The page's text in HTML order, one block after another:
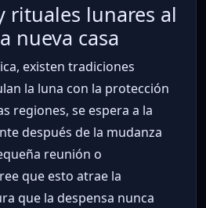
rituales lunares al
nueva casa
existen tradiciones
la luna con la protección
regiones, se espera a la
después de la mudanza
reunión o
que esto atrae la
que la despensa nunca